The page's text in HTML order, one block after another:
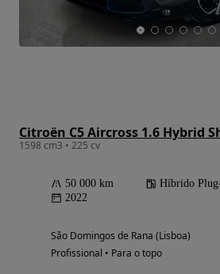
1598 cm3 • 225 cv
50 000 km Híbrido
2022
São Domingos de Rana (Lisboa)
Profissional • Para o topo